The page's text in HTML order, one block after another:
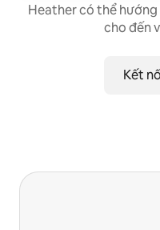
Heather có thể
cho đến
Kết